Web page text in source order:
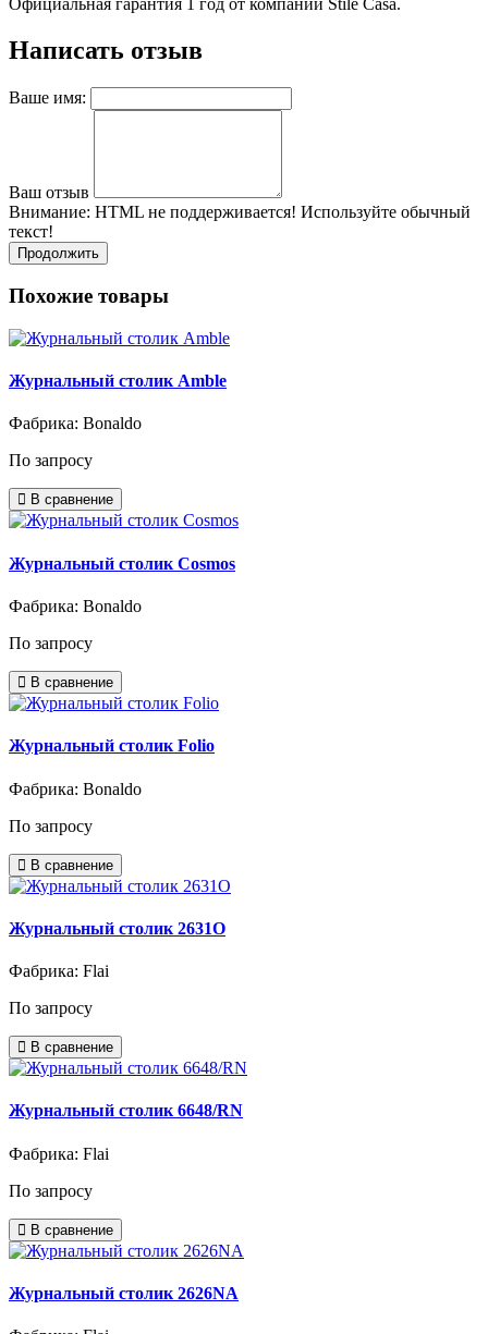
Написать отзыв
Ваше имя:
Ваш отзыв
Внимание: HTML не поддерживается! Используйте обычный
текст!
Продолжить
Похожие товары
Журнальный столик Amble
Фабрика: Bonaldo
По запросу
В сравнение
Журнальный столик Cosmos
Фабрика: Bonaldo
По запросу
В сравнение
Журнальный столик Folio
Фабрика: Bonaldo
По запросу
В сравнение
Журнальный столик 2631О
Фабрика: Flai
По запросу
В сравнение
Журнальный столик 6648/RN
Фабрика: Flai
По запросу
В сравнение
Журнальный столик 2626NA